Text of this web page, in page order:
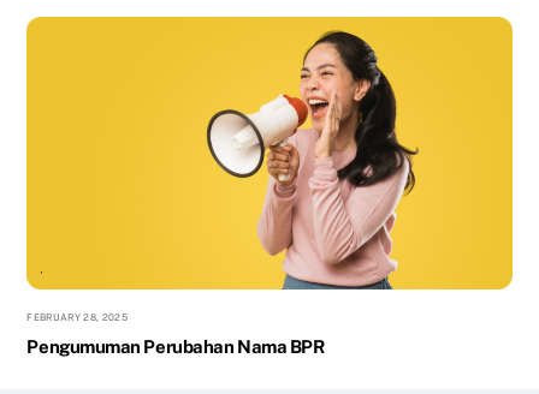
FEBRUARY 28, 2025
Pengumuman Perubahan Nama BPR